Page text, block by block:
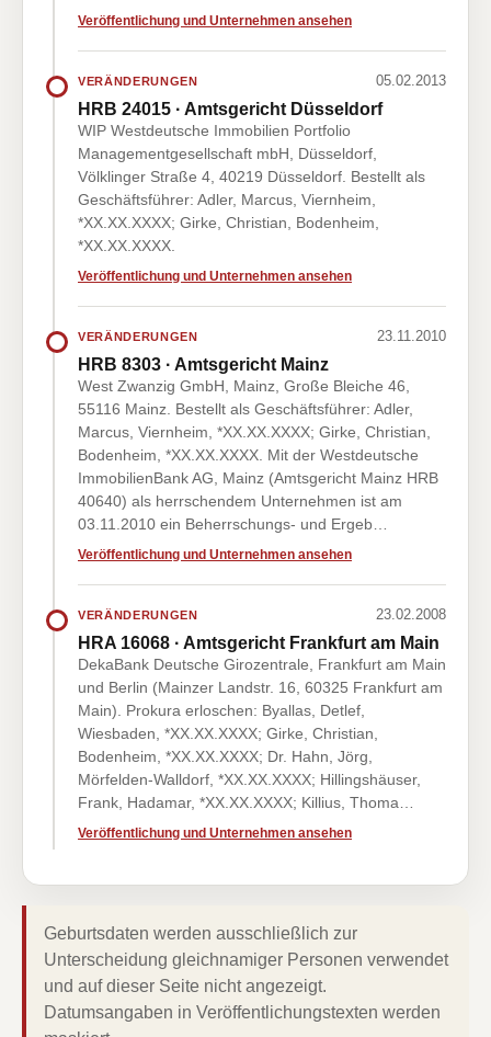
Veröffentlichung und Unternehmen ansehen
VERÄNDERUNGEN 05.02.2013
HRB 24015 · Amtsgericht Düsseldorf
WIP Westdeutsche Immobilien Portfolio
Managementgesellschaft mbH, Düsseldorf,
Völklinger Straße 4, 40219 Düsseldorf. Bestellt als
Geschäftsführer: Adler, Marcus, Viernheim,
*XX.XX.XXXX; Girke, Christian, Bodenheim,
*XX.XX.XXXX.
Veröffentlichung und Unternehmen ansehen
VERÄNDERUNGEN 23.11.2010
HRB 8303 · Amtsgericht Mainz
West Zwanzig GmbH, Mainz, Große Bleiche 46,
55116 Mainz. Bestellt als Geschäftsführer: Adler,
Marcus, Viernheim, *XX.XX.XXXX; Girke, Christian,
Bodenheim, *XX.XX.XXXX. Mit der Westdeutsche
ImmobilienBank AG, Mainz (Amtsgericht Mainz HRB
40640) als herrschendem Unternehmen ist am
03.11.2010 ein Beherrschungs- und Ergeb…
Veröffentlichung und Unternehmen ansehen
VERÄNDERUNGEN 23.02.2008
HRA 16068 · Amtsgericht Frankfurt am Main
DekaBank Deutsche Girozentrale, Frankfurt am Main
und Berlin (Mainzer Landstr. 16, 60325 Frankfurt am
Main). Prokura erloschen: Byallas, Detlef,
Wiesbaden, *XX.XX.XXXX; Girke, Christian,
Bodenheim, *XX.XX.XXXX; Dr. Hahn, Jörg,
Mörfelden-Walldorf, *XX.XX.XXXX; Hillingshäuser,
Frank, Hadamar, *XX.XX.XXXX; Killius, Thoma…
Veröffentlichung und Unternehmen ansehen
Geburtsdaten werden ausschließlich zur
Unterscheidung gleichnamiger Personen verwendet
und auf dieser Seite nicht angezeigt.
Datumsangaben in Veröffentlichungstexten werden